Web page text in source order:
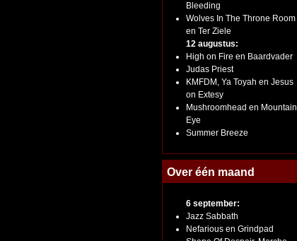
Bleeding
Wolves In The Throne Room
en Ter Ziele
12 augustus:
High on Fire en Baardvader
Judas Priest
KMFDM, Ya Toyah en Jesus
on Extesy
Mushroomhead en Mountain
Eye
Summer Breeze
Over één maand
6 september:
Jazz Sabbath
Nefarious en Grindpad